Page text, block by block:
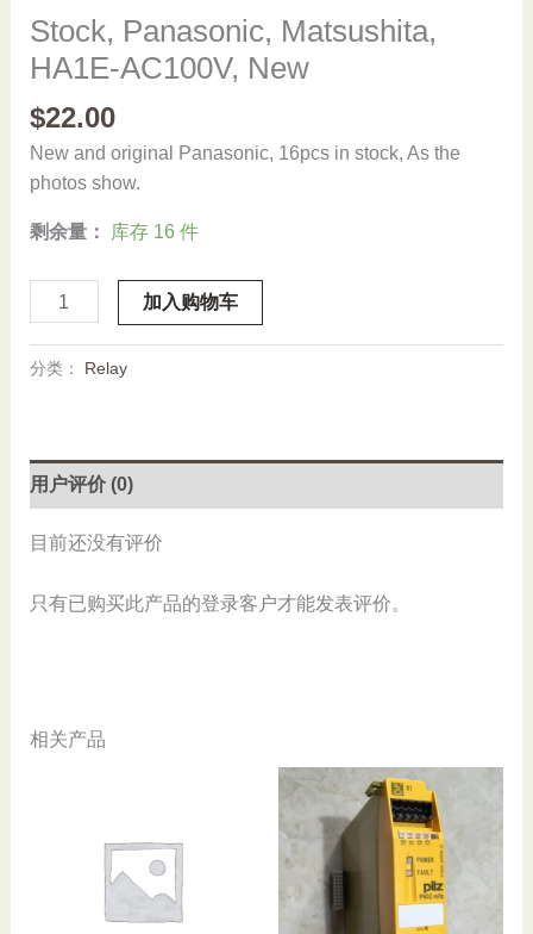
Stock, Panasonic, Matsushita,
HA1E-AC100V, New
$22.00
New and original Panasonic, 16pcs in stock, As the
photos show.
剩余量： 库存 16 件
Stock,
Panasonic,
HA1E-
数
加入购物车
分类： Relay
用户评价 (0)
目前还没有评价
只有已购买此产品的登录客户才能发表评价。
相关产品